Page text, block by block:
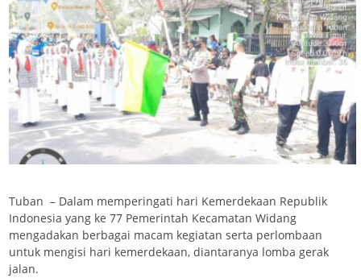
Tuban – Dalam memperingati hari Kemerdekaan Republik
Indonesia yang ke 77 Pemerintah Kecamatan Widang
mengadakan berbagai macam kegiatan serta perlombaan
untuk mengisi hari kemerdekaan, diantaranya lomba gerak
jalan.